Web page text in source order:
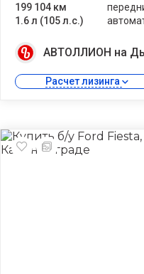
199 104 км
1.6 л (105 л.с.)
АВТОЛЛИОН на
Расчет лизинга